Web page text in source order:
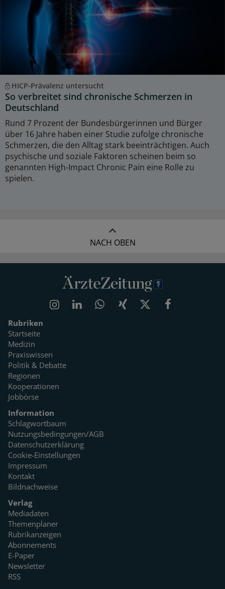
HICP-Prävalenz untersucht
So verbreitet sind chronische Schmerzen in
Deutschland
Rund 7 Prozent der Bundesbürgerinnen und Bürger
über 16 Jahre haben einer Studie zufolge chronische
Schmerzen, die den Alltag stark beeinträchtigen. Auch
psychische und soziale Faktoren scheinen beim so
genannten High-Impact Chronic Pain eine Rolle zu
spielen.
NACH OBEN
Rubriken
Startseite
Medizin
Praxiswissen
Politik & Debatte
Regionen
Kooperationen
Jobbörse
Information
Schlagwortbaum
Nutzungsbedingungen/AGB
Datenschutzerklärung
Cookie-Einstellungen
Impressum
Kontakt
Bildnachweise
Verlag
Mediadaten
Themenplaner
Rubrikanzeigen
Abonnements
E-Paper
Newsletter
RSS